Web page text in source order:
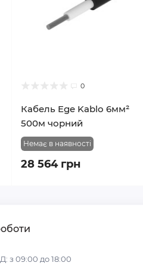
0
Кабель Ege Kablo 6мм²
500м чорний
Немає в наявності
28 564 грн
з 09:00 до 18:00